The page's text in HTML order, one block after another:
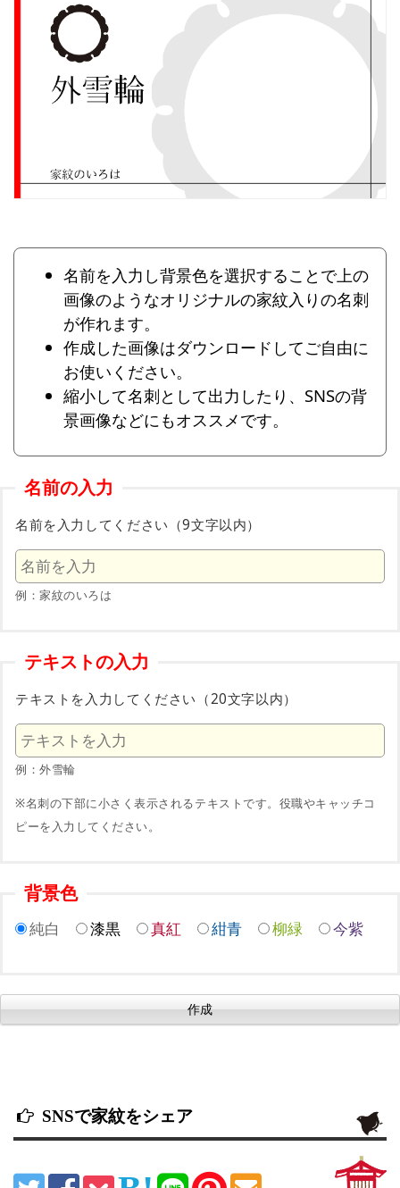
名前を入力し背景色を選択することで上の
画像のようなオリジナルの家紋入りの名刺
が作れます。
作成した画像はダウンロードしてご自由に
お使いください。
縮小して名刺として出力したり、SNSの背
景画像などにもオススメです。
名前の入力
名前を入力してください（9文字以内）
例：家紋のいろは
テキストの入力
テキストを入力してください（20文字以内）
例：外雪輪
※名刺の下部に小さく表示されるテキストです。役職やキャッチコ
ピーを入力してください。
背景色
純白 漆黒 真紅 紺青 柳緑 今紫
SNSで家紋をシェア